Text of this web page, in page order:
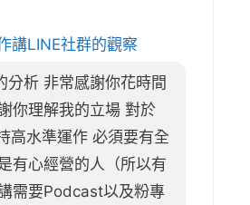
講LINE社群的觀察
分析 非常感謝你花時間
你理解我的立場 對於
高水準運作 必須要有全
有心經營的人（所以有
需要Podcast以及粉專